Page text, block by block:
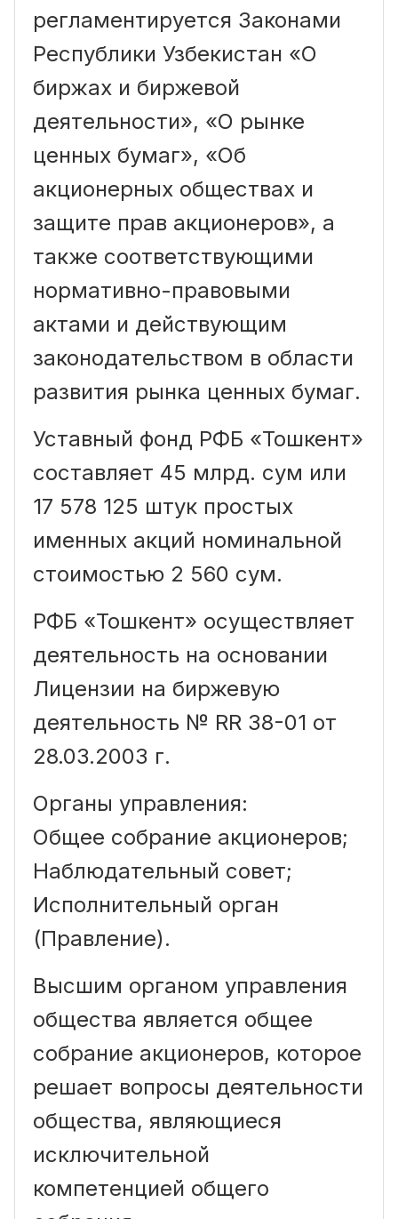
регламентируется Законами
Республики Узбекистан «О
биржах и биржевой
деятельности», «О рынке
ценных бумаг», «Об
акционерных обществах и
защите прав акционеров», а
также соответствующими
нормативно-правовыми
актами и действующим
законодательством в области
развития рынка ценных бумаг.
Уставный фонд РФБ «Тошкент»
составляет 45 млрд. сум или
17 578 125 штук простых
именных акций номинальной
стоимостью 2 560 сум.
РФБ «Тошкент» осуществляет
деятельность на основании
Лицензии на биржевую
деятельность № RR 38-01 от
28.03.2003 г.
Органы управления:
Общее собрание акционеров;
Наблюдательный совет;
Исполнительный орган
(Правление).
Высшим органом управления
общества является общее
собрание акционеров, которое
решает вопросы деятельности
общества, являющиеся
исключительной
компетенцией общего